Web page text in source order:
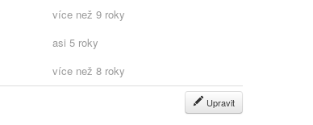
více než 9 roky
asi 5 roky
více než 8 roky
Upravit